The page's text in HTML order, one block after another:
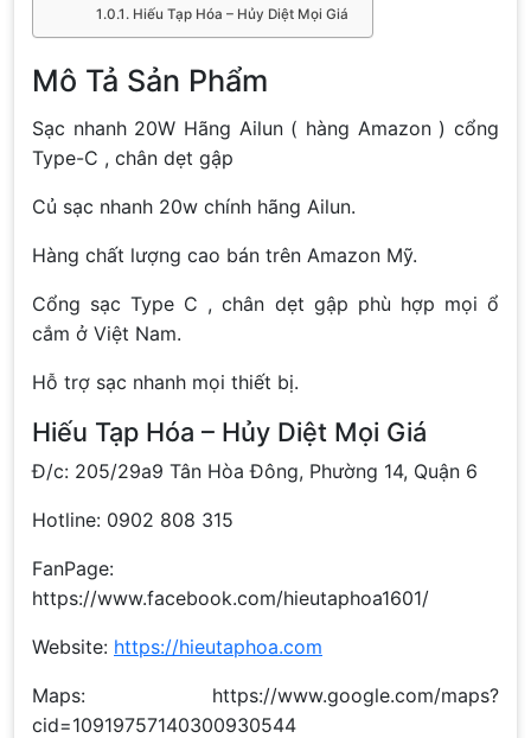
Hiếu Tạp Hóa – Hủy Diệt Mọi Giá
Mô Tả Sản Phẩm
Sạc nhanh 20W Hãng Ailun ( hàng Amazon ) cổng
Type-C , chân dẹt gập
Củ sạc nhanh 20w chính hãng Ailun.
Hàng chất lượng cao bán trên Amazon Mỹ.
Cổng sạc Type C , chân dẹt gập phù hợp mọi ổ
cắm ở Việt Nam.
Hỗ trợ sạc nhanh mọi thiết bị.
Hiếu Tạp Hóa – Hủy Diệt Mọi Giá
Đ/c: 205/29a9 Tân Hòa Đông, Phường 14, Quận 6
Hotline: 0902 808 315
FanPage:
https://www.facebook.com/hieutaphoa1601/
Website: https://hieutaphoa.com
Maps: https://www.google.com/maps?
cid=10919757140300930544